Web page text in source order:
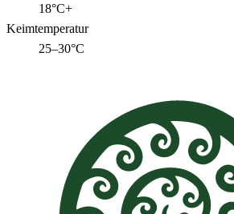
18°C+
Keimtemperatur
25–30°C